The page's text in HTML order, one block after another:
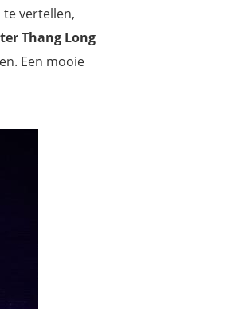
vertellen,
Thang Long
Een mooie